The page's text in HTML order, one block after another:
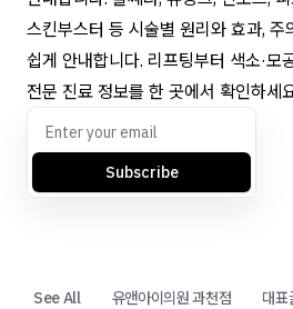
스킨부스터 등 시술별 원리와 효과, 주
쉽게 안내합니다. 리프팅부터 색소·모
전문 진료 정보를 한 곳에서 확인하세
Subscribe
See All 유앤아이의원 과천점 대표